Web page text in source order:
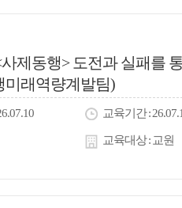
제동행> 도전과 실패를
미래역량계발팀)
교육기간
교육대상 교원